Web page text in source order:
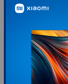
43.59900